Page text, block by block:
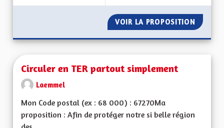
VOIR LA PROPOSITION
Circuler en TER partout simplement
Laemmel
Mon Code postal (ex : 68 000) : 67270Ma
proposition : Afin de protéger notre si belle région